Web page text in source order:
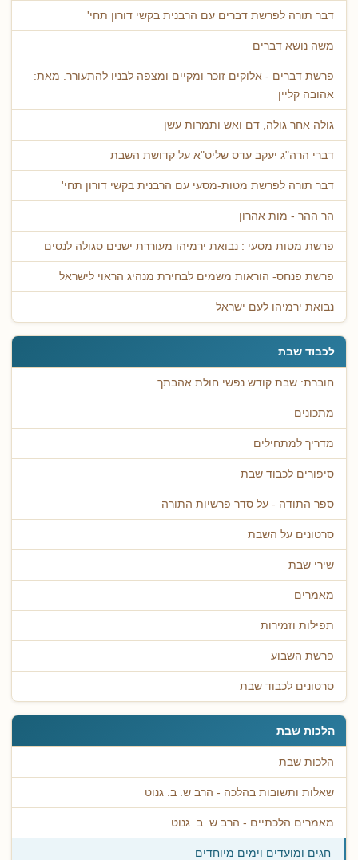
דבר תורה לפרשת דברים עם הרבנית בקשי דורון תחי'
משה נושא דברים
פרשת דברים - אלוקים זוכר ומקיים ומצפה לבניו להתעורר. מאת:
אהובה קליין
גולה אחר גולה, דם ואש ותמרות עשן
דברי הרה"ג יעקב עדס שליט"א על קדושת השבת
דבר תורה לפרשת מטות-מסעי עם הרבנית בקשי דורון תחי'
הר ההר - מות אהרון
פרשת מטות מסעי : נבואת ירמיהו מעוררת ישנים סגולה לנסים
פרשת פנחס- הוראות משמים לבחירת מנהיג הראוי לישראל
נבואת ירמיהו לעם ישראל
לכבוד שבת
חוברת: שבת קודש נפשי חולת אהבתך
מתכונים
מדריך למתחילים
סיפורים לכבוד שבת
ספר התודה - על סדר פרשיות התורה
סרטונים על השבת
שירי שבת
מאמרים
תפילות וזמירות
פרשת השבוע
סרטונים לכבוד שבת
הלכות שבת
הלכות שבת
שאלות ותשובות בהלכה - הרב ש. ב. גנוט
מאמרים הלכתיים - הרב ש. ב. גנוט
חגים ומועדים וימים מיוחדים